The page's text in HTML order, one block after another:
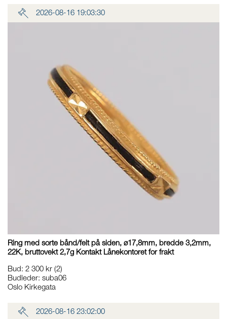
2026-08-16 19:03:30
Ring med sorte bånd/felt på siden, ø17,8mm, bredde 3,2mm,
22K, bruttovekt 2,7g Kontakt Lånekontoret for frakt
Bud: 2 300 kr (2)
Budleder: suba06
Oslo Kirkegata
2026-08-16 23:02:00